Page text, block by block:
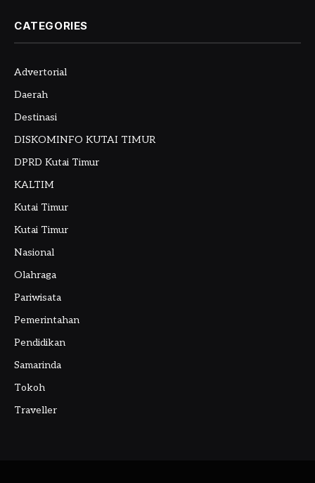
CATEGORIES
Advertorial
Daerah
Destinasi
DISKOMINFO KUTAI TIMUR
DPRD Kutai Timur
KALTIM
Kutai Timur
Kutai Timur
Nasional
Olahraga
Pariwisata
Pemerintahan
Pendidikan
Samarinda
Tokoh
Traveller